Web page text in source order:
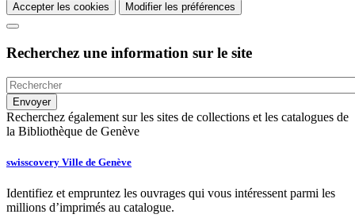
Accepter les cookies Modifier les préférences
Recherchez une information sur le site
Recherchez également sur les sites de collections et les catalogues de
la Bibliothèque de Genève
swisscovery Ville de Genève
Identifiez et empruntez les ouvrages qui vous intéressent parmi les
millions d’imprimés au catalogue.